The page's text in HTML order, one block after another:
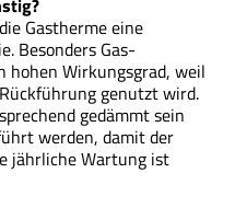
Gastherme eine
Besonders Gas-
hohen Wirkungsgrad, weil
genutzt wird.
gedämmt sein
werden, damit der
jährliche Wartung ist